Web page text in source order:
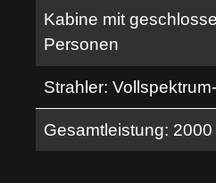
Kabine mit
Personen
Strahler:
Gesamtleistung: 2000